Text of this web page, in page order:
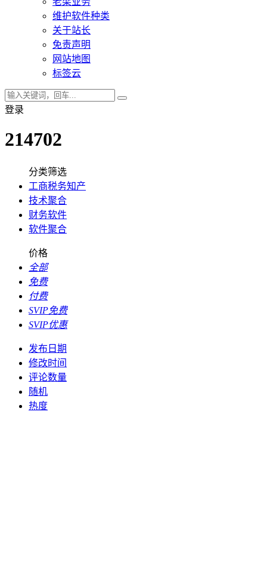
维护软件种类
关于站长
免责声明
网站地图
标签云
登录
214702
分类筛选
工商税务知产
技术聚合
财务软件
软件聚合
价格
全部
免费
付费
SVIP免费
SVIP优惠
发布日期
修改时间
评论数量
随机
热度